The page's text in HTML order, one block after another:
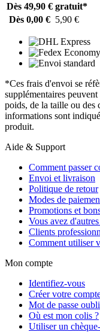
Dès 49,90 € gratuit*
Dès 0,00 € 5,90 €
*Ces frais d'envoi se
supplémentaires
poids, de la taille ou des
informations sont
produit.
Aide & Support
Comment passer
Envoi et livraison
Politique de retour
Modes de
Promotions et
Vous avez
Clients
Comment utiliser
Mon compte
Identifiez-vous
Créer votre
Mot de passe
Où est mon colis ?
Utiliser un